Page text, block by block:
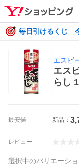
毎日引けるくじ
エスビ
エス
らし
最安値 新品：
レビュー
選択中のバリエーシ